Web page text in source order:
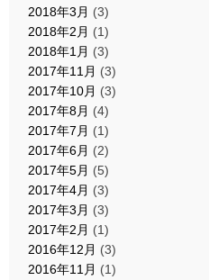
2018年3月 (3)
2018年2月 (1)
2018年1月 (3)
2017年11月 (3)
2017年10月 (3)
2017年8月 (4)
2017年7月 (1)
2017年6月 (2)
2017年5月 (5)
2017年4月 (3)
2017年3月 (3)
2017年2月 (1)
2016年12月 (3)
2016年11月 (1)